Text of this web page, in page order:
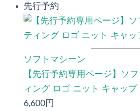
先行予約
ソフトマシーン
【先行予約専用ページ】ソ
ィング ロゴ ニット キャップ
6,600円